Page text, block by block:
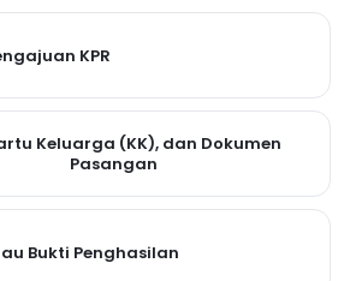
KPR
Keluarga (KK), dan Dokumen
Pasangan
Bukti Penghasilan